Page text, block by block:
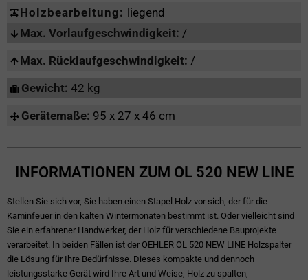
Holzbearbeitung: liegend
Max. Vorlaufgeschwindigkeit: /
Max. Rücklaufgeschwindigkeit: /
Gewicht: 42 kg
Gerätemaße: 95 x 27 x 46 cm
INFORMATIONEN ZUM OL 520 NEW LINE
Stellen Sie sich vor, Sie haben einen Stapel Holz vor sich, der für die
Kaminfeuer in den kalten Wintermonaten bestimmt ist. Oder vielleicht sind
Sie ein erfahrener Handwerker, der Holz für verschiedene Bauprojekte
verarbeitet. In beiden Fällen ist der OEHLER OL 520 NEW LINE Holzspalter
die Lösung für Ihre Bedürfnisse. Dieses kompakte und dennoch
leistungsstarke Gerät wird Ihre Art und Weise, Holz zu spalten,